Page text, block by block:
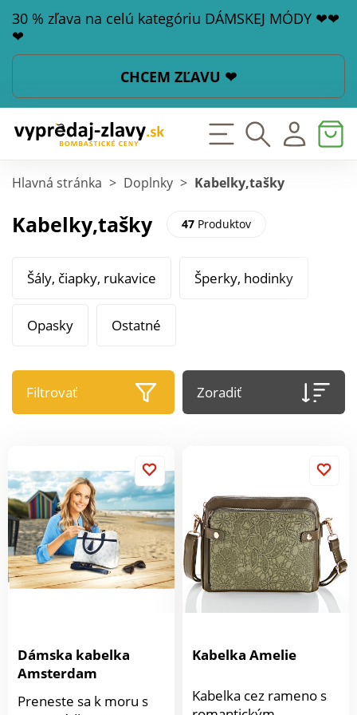
30 % zľava na celú kategóriu DÁMSKEJ MÓDY ❤❤
❤
CHCEM ZĽAVU ❤
Hlavná stránka > Doplnky > Kabelky,tašky
Kabelky,tašky 47Produktov
Šály, čiapky, rukavice Šperky, hodinky
Opasky Ostatné
Filtrovať Zoradiť
Dámska kabelka
Amsterdam
Preneste sa k moru s
Kabelka Amelie
Kabelka cez rameno s